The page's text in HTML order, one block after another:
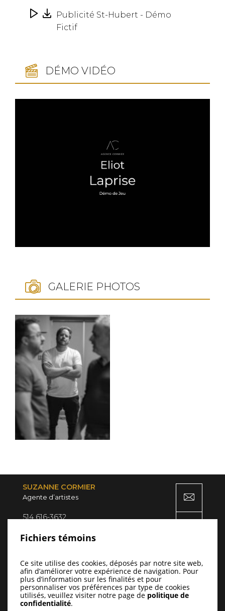
Publicité St-Hubert - Démo
Fictif
DÉMO VIDÉO
GALERIE PHOTOS
SUZANNE CORMIER
Agente d’artistes
514 616-3632
7851, av. de Gaspé
Fichiers témoins
Ce site utilise des cookies, déposés par notre site web,
afin d’améliorer votre expérience de navigation. Pour
plus d’information sur les finalités et pour
personnaliser vos préférences par type de cookies
utilisés, veuillez visiter notre page de politique de
confidentialité.